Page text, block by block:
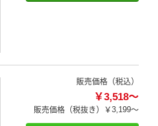
販売価格（税込）
￥3,518～
販売価格（税抜き） ￥3,199～